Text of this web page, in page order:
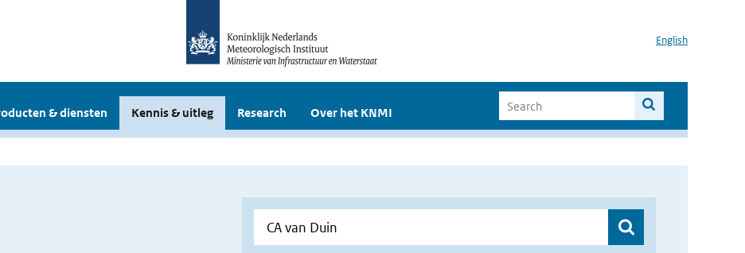
English
& diensten Kennis & uitleg Research Over het KNMI